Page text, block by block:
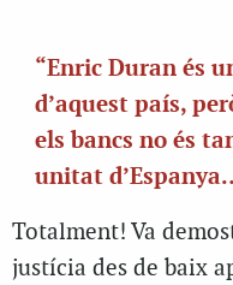
“Enric Duran és
d’aquest país,
els bancs no és
unitat
Totalment! Va
justícia des de baix